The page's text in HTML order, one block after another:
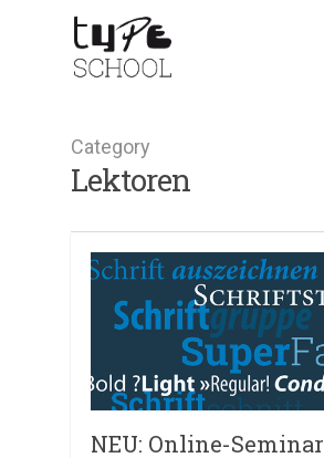
Category
Lektoren
NEU: Online-Seminar